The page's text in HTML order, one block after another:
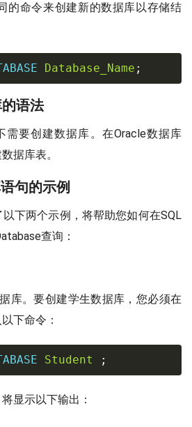
的命令来创建新的数据库以存储结
Database_Name ;
语法
需要创建数据库。在Oracle数据库
据库表。
句的示例
下两个示例，将帮助您如何在SQL
查询：
库。要创建学生数据库，您必须在
下命令：
Student ;
显示以下输出：